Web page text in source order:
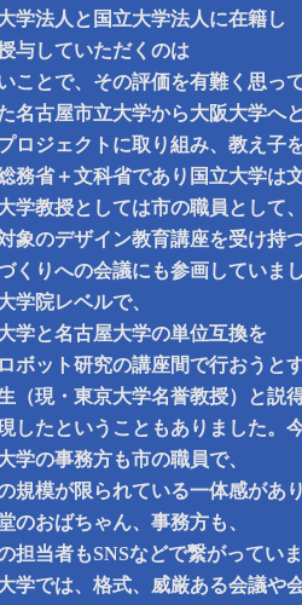
学法人と国立大学法人に在籍し
与していただくのは
ことで、その評価を有難く思っ
名古屋市立大学から大阪大学へ
ロジェクトに取り組み、教え子
務省＋文科省であり国立大学は
学教授としては市の職員として
象のデザイン教育講座を受け持
くりへの会議にも参画していま
学院レベルで、
学と名古屋大学の単位互換を
ボット研究の講座間で行おうと
（現・東京大学名誉教授）と説
したということもありました。
学の事務方も市の職員で、
規模が限られている一体感があ
のおばちゃん、事務方も、
担当者もSNSなどで繋がってい
学では、格式、威厳ある会議や